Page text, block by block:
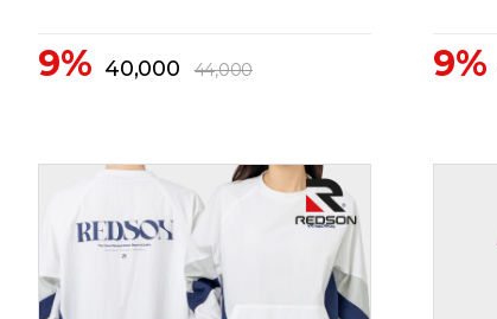
9% 40,000 44,000 9%